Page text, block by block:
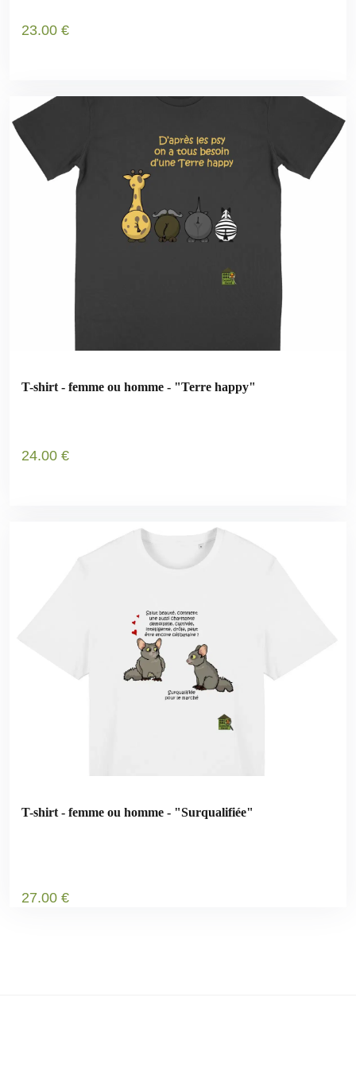
23.00 €
T-shirt - femme ou homme - "Terre happy"
24.00 €
T-shirt - femme ou homme - "Surqualifiée"
27.00 €